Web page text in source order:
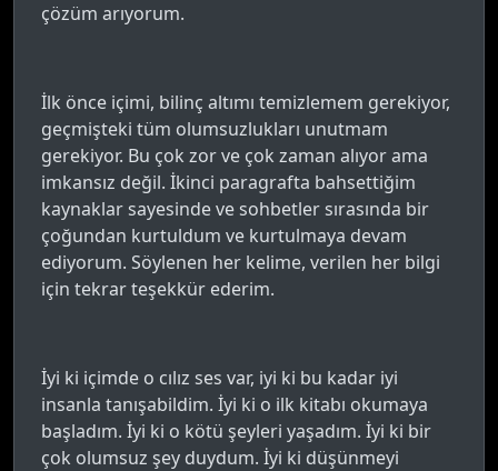
çözüm arıyorum.
İlk önce içimi, bilinç altımı temizlemem gerekiyor,
geçmişteki tüm olumsuzlukları unutmam
gerekiyor. Bu çok zor ve çok zaman alıyor ama
imkansız değil. İkinci paragrafta bahsettiğim
kaynaklar sayesinde ve sohbetler sırasında bir
çoğundan kurtuldum ve kurtulmaya devam
ediyorum. Söylenen her kelime, verilen her bilgi
için tekrar teşekkür ederim.
İyi ki içimde o cılız ses var, iyi ki bu kadar iyi
insanla tanışabildim. İyi ki o ilk kitabı okumaya
başladım. İyi ki o kötü şeyleri yaşadım. İyi ki bir
çok olumsuz şey duydum. İyi ki düşünmeyi